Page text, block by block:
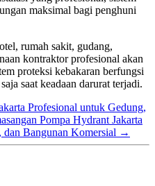
maksimal bagi penghuni
rumah sakit, gudang,
kontraktor profesional akan
proteksi kebakaran berfungsi
saat keadaan darurat terjadi.
Profesional untuk Gedung,
Pompa Hydrant Jakarta
Bangunan Komersial →